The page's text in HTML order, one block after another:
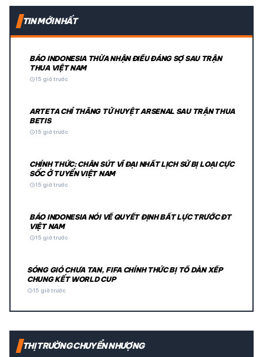
TIN MỚI NHẤT
BÁO INDONESIA THỪA NHẬN ĐIỀU ĐÁNG SỢ SAU TRẬN
THUA VIỆT NAM
schedule15 giờ trước
ARTETA CHỈ THẲNG TỬ HUYỆT ARSENAL SAU TRẬN THUA
BETIS
schedule15 giờ trước
CHÍNH THỨC: CHÂN SÚT VĨ ĐẠI NHẤT LỊCH SỬ BỊ LOẠI CỰC
SỐC Ở TUYỂN VIỆT NAM
schedule15 giờ trước
BÁO INDONESIA NÓI VỀ QUYẾT ĐỊNH BẤT LỰC TRƯỚC ĐT
VIỆT NAM
schedule15 giờ trước
SÓNG GIÓ CHƯA TAN, FIFA CHÍNH THỨC BỊ TỐ DÀN XẾP
CHUNG KẾT WORLD CUP
schedule15 giờ trước
THỊ TRƯỜNG CHUYỂN NHƯỢNG